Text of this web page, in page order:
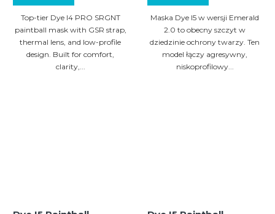
Top-tier Dye I4 PRO SRGNT
paintball mask with GSR strap,
thermal lens, and low-profile
design. Built for comfort,
clarity,...
Maska Dye I5 w wersji Emerald
2.0 to obecny szczyt w
dziedzinie ochrony twarzy. Ten
model łączy agresywny,
niskoprofilowy...